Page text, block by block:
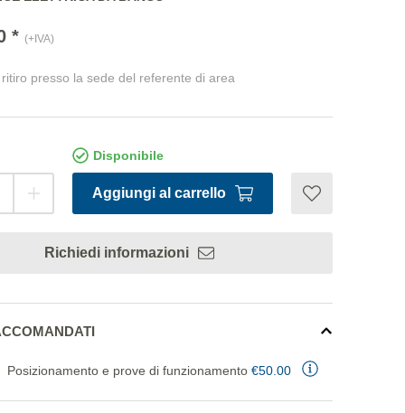
* (+IVA)
presso la sede del referente di area
Disponibile
Aggiungi al carrello
Richiedi informazioni
Posizionamento e prove di funzionamento€50.00